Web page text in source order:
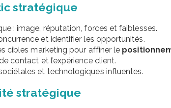
stratégique
: image, réputation, forces et faiblesses.
et identifier les opportunités.
cibles marketing pour affiner le
contact et l’expérience client.
et technologiques influentes.
stratégique